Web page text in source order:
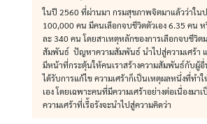
ในปี 2560 ที่ผ่านมา กรมสุขภาพจิตมาแล้วว่าใน
100,000 คน มีคนเลือกจบชีวิตตัวเอง 6.35 คน ห
ละ 340 คน โดยสาเหตุหลักของการเลือกจบชีวิ
สัมพันธ์ ปัญหาความสัมพันธ์ นำไปสู่ความเศร้า
มีหน้าที่กระตุ้นให้คนเราสร้างความสัมพันธ์กับผู้
ได้รับการแก้ไข ความเศร้าก็เป็นเหตุผลหนึ่งที่ทำ
เอง โดยเฉพาะคนที่มีความเศร้าอย่างต่อเนื่องมา
ความเศร้าที่เรื้อรังจะนำไปสู่ความคิดว่า